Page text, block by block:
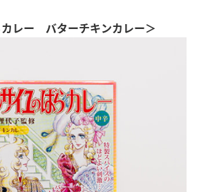
レー バターチキンカレー＞